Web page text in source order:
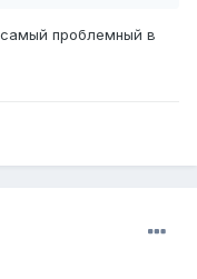
проблемный в